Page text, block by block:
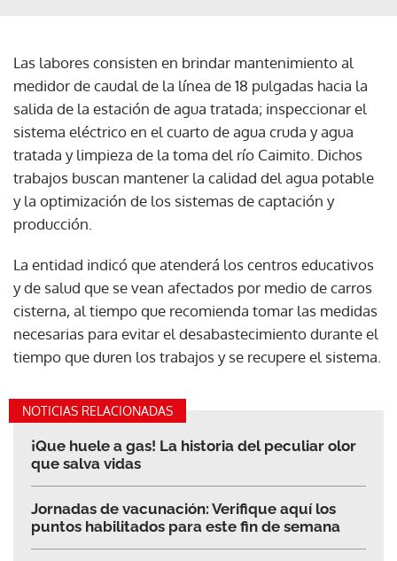
Las labores consisten en brindar mantenimiento al
medidor de caudal de la línea de 18 pulgadas hacia la
salida de la estación de agua tratada; inspeccionar el
sistema eléctrico en el cuarto de agua cruda y agua
tratada y limpieza de la toma del río Caimito. Dichos
trabajos buscan mantener la calidad del agua potable
y la optimización de los sistemas de captación y
producción.
La entidad indicó que atenderá los centros educativos
y de salud que se vean afectados por medio de carros
cisterna, al tiempo que recomienda tomar las medidas
necesarias para evitar el desabastecimiento durante el
tiempo que duren los trabajos y se recupere el sistema.
NOTICIAS RELACIONADAS
¡Que huele a gas! La historia del peculiar olor
que salva vidas
Jornadas de vacunación: Verifique aquí los
puntos habilitados para este fin de semana